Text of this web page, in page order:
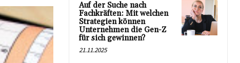
Auf der Suche nach
Fachkräften: Mit welchen
Strategien können
Unternehmen die Gen-Z
für sich gewinnen?
21.11.2025